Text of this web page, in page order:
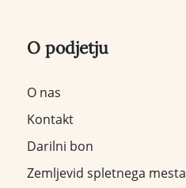
O podjetju
O nas
Kontakt
Darilni bon
Zemljevid spletnega mesta